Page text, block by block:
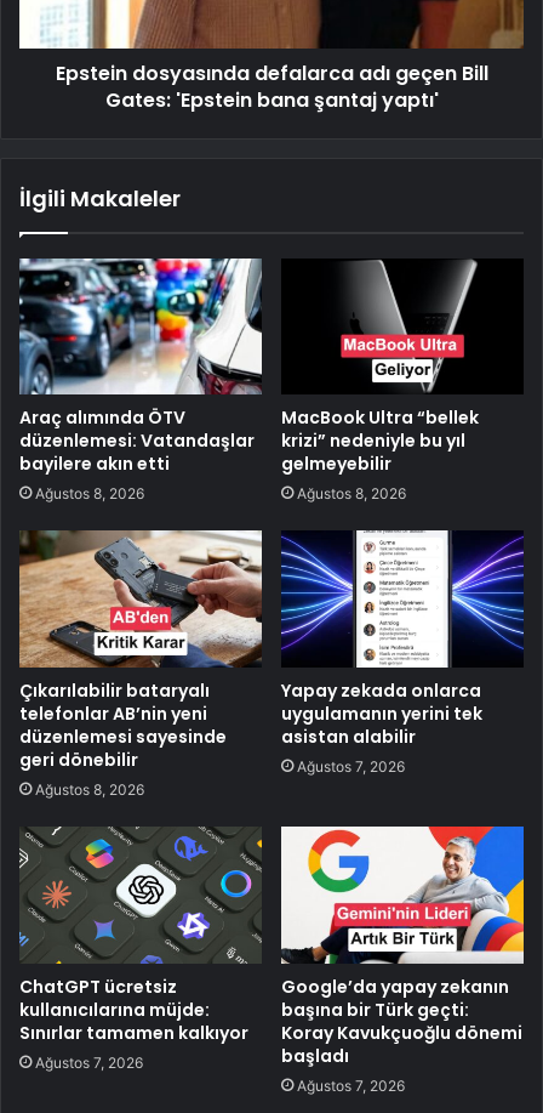
Epstein dosyasında defalarca adı geçen Bill
Gates: 'Epstein bana şantaj yaptı'
İlgili Makaleler
Araç alımında ÖTV
düzenlemesi: Vatandaşlar
bayilere akın etti
Ağustos 8, 2026
MacBook Ultra “bellek
krizi” nedeniyle bu yıl
gelmeyebilir
Ağustos 8, 2026
Çıkarılabilir bataryalı
telefonlar AB’nin yeni
düzenlemesi sayesinde
geri dönebilir
Ağustos 8, 2026
Yapay zekada onlarca
uygulamanın yerini tek
asistan alabilir
Ağustos 7, 2026
ChatGPT ücretsiz
kullanıcılarına müjde:
Sınırlar tamamen kalkıyor
Ağustos 7, 2026
Google’da yapay zekanın
başına bir Türk geçti:
Koray Kavukçuoğlu dönemi
başladı
Ağustos 7, 2026